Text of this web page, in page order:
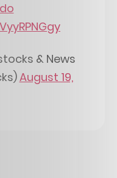
& News
August 19,